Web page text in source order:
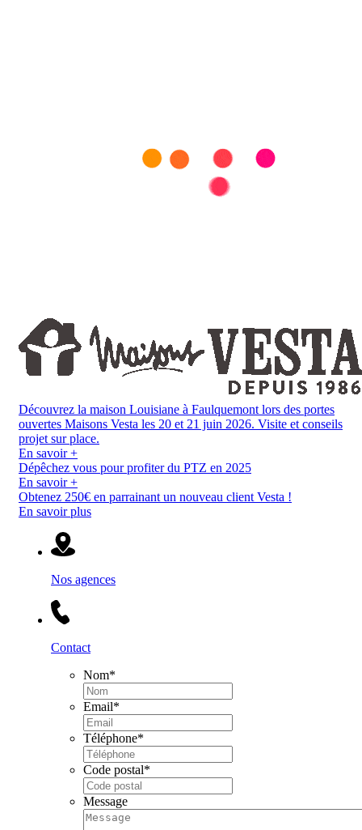
Découvrez la maison Louisiane à Faulquemont lors des portes
ouvertes Maisons Vesta les 20 et 21 juin 2026. Visite et conseils
projet sur place.
En savoir +
Dépêchez vous pour profiter du PTZ en 2025
En savoir +
Obtenez 250€ en parrainant un nouveau client Vesta !
En savoir plus
Nos agences
Contact
Nom*
Email*
Téléphone*
Code postal*
Message